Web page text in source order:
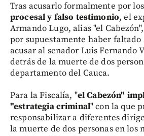
Tras acusarlo formalmente por los
procesal y falso testimonio, el
Armando Lugo, alias "el
por supuestamente haber faltado
acusar al senador Luis Fernando
detrás de la muerte de dos
departamento del Cauca.
Para la Fiscalía, "el Cabezón"
"estrategia criminal" con la que
responsabilizar a diferentes
la muerte de dos personas en los